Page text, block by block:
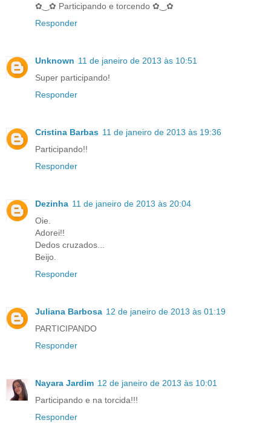
✿‿✿ Participando e torcendo ✿‿✿
Responder
Unknown 11 de janeiro de 2013 às 10:51
Super participando!
Responder
Cristina Barbas 11 de janeiro de 2013 às 19:36
Participando!!
Responder
Dezinha 11 de janeiro de 2013 às 20:04
Oie.
Adorei!!
Dedos cruzados...
Beijo.
Responder
Juliana Barbosa 12 de janeiro de 2013 às 01:19
PARTICIPANDO
Responder
Nayara Jardim 12 de janeiro de 2013 às 10:01
Participando e na torcida!!!
Responder